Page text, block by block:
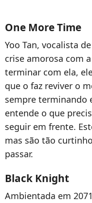
One More Time
Yoo Tan, vocalista
crise amorosa com
terminar com ela,
que o faz reviver o
sempre terminando
entende o que
seguir em frente.
mas são tão
passar.
Black Knight
Ambientada em